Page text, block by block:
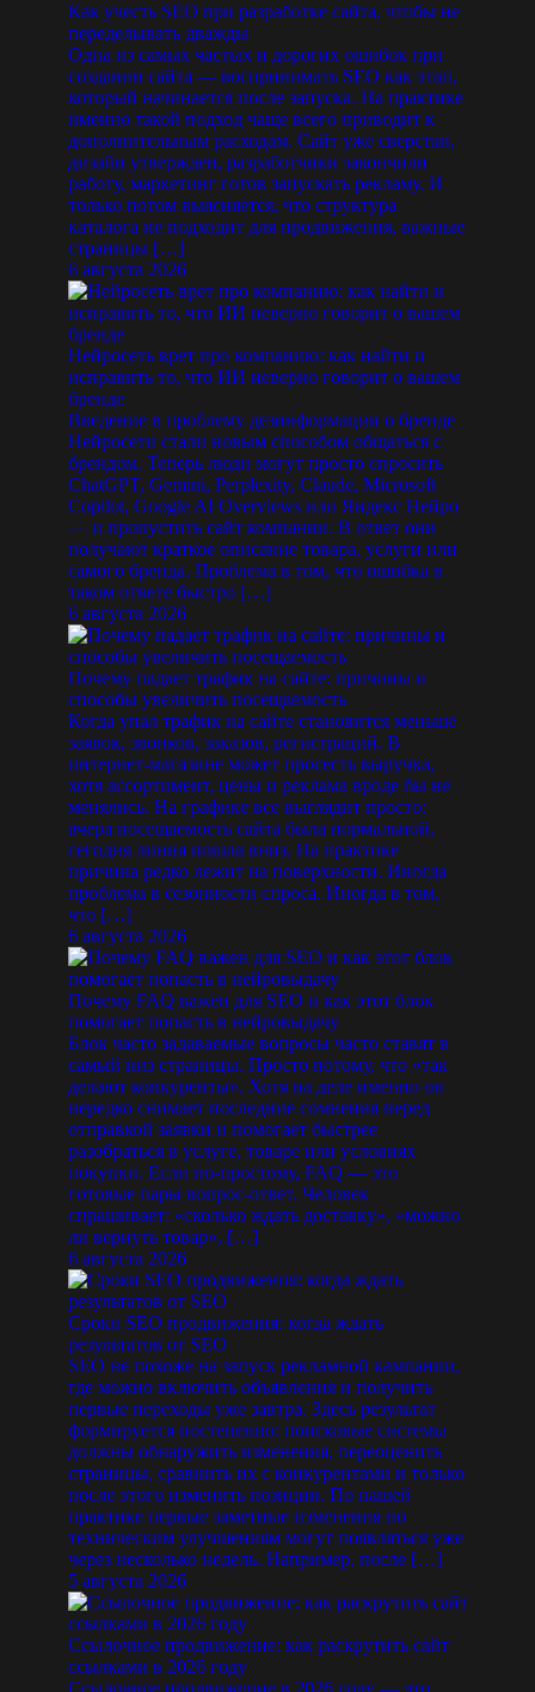
Как учесть SEO при разработке сайта, чтобы не
переделывать дважды
Одна из самых частых и дорогих ошибок при
создании сайта — воспринимать SEO как этап,
который начинается после запуска. На практике
именно такой подход чаще всего приводит к
дополнительным расходам. Сайт уже сверстан,
дизайн утвержден, разработчики закончили
работу, маркетинг готов запускать рекламу. И
только потом выясняется, что структура
каталога не подходит для продвижения, важные
страницы […]
6 августа 2026
Нейросеть врет про компанию: как найти и
исправить то, что ИИ неверно говорит о вашем
бренде
Введение в проблему дезинформации о бренде
Нейросети стали новым способом общаться с
брендом. Теперь люди могут просто спросить
ChatGPT, Gemini, Perplexity, Claude, Microsoft
Copilot, Google AI Overviews или Яндекс Нейро
— и пропустить сайт компании. В ответ они
получают краткое описание товара, услуги или
самого бренда. Проблема в том, что ошибка в
таком ответе быстро […]
6 августа 2026
Почему падает трафик на сайте: причины и
способы увеличить посещаемость
Когда упал трафик на сайте становится меньше
заявок, звонков, заказов, регистраций. В
интернет-магазине может просесть выручка,
хотя ассортимент, цены и реклама вроде бы не
менялись. На графике все выглядит просто:
вчера посещаемость сайта была нормальной,
сегодня линия пошла вниз. На практике
причина редко лежит на поверхности. Иногда
проблема в сезонности спроса. Иногда в том,
что […]
6 августа 2026
Почему FAQ важен для SEO и как этот блок
помогает попасть в нейровыдачу
Блок часто задаваемые вопросы часто ставят в
самый низ страницы. Просто потому, что «так
делают конкуренты». Хотя на деле именно он
нередко снимает последние сомнения перед
отправкой заявки и помогает быстрее
разобраться в услуге, товаре или условиях
покупки. Если по-простому, FAQ — это
готовые пары вопрос-ответ. Человек
спрашивает: «сколько ждать доставку», «можно
ли вернуть товар», […]
6 августа 2026
Сроки SEO продвижения: когда ждать
результатов от SEO
SEO не похоже на запуск рекламной кампании,
где можно включить объявления и получить
первые переходы уже завтра. Здесь результат
формируется постепенно: поисковые системы
должны обнаружить изменения, переоценить
страницы, сравнить их с конкурентами и только
после этого изменить позиции. По нашей
практике первые заметные изменения по
техническим улучшениям могут появляться уже
через несколько недель. Например, после […]
5 августа 2026
Ссылочное продвижение: как раскрутить сайт
ссылками в 2026 году
Ссылочное продвижение в 2026 году — это